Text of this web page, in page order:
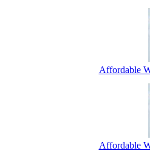
Affordable
Affordable